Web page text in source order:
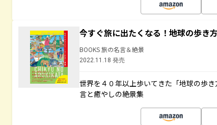
今すぐ旅に出たくなる！地球の歩き
BOOKS 旅の名言＆絶景
2022.11.18 発売
世界を４０年以上歩いてきた「地球の歩
言と癒やしの絶景集